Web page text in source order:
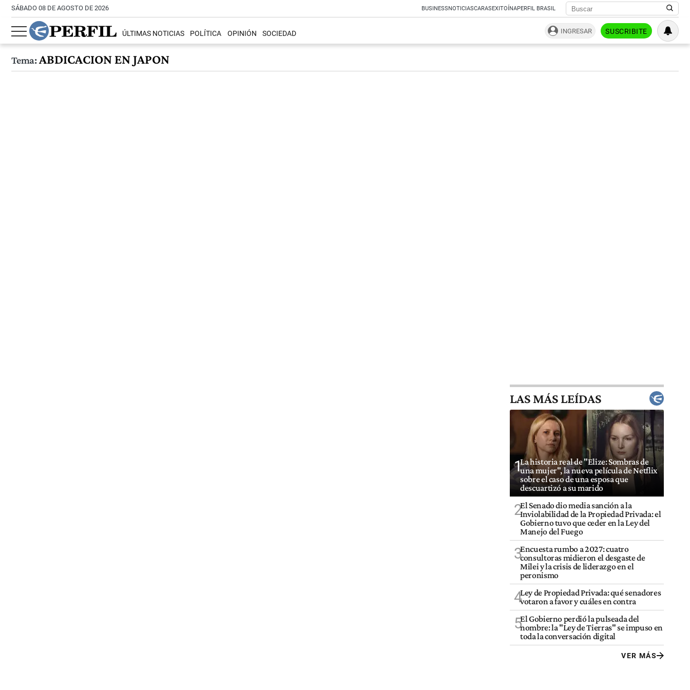
SÁBADO 08 DE AGOSTO DE 2026 BUSINESSNOTICIASCARASEXITOÍNAPERFIL BRASIL
ÚLTIMAS NOTICIAS POLÍTICA OPINIÓN SOCIEDAD INGRESAR SUSCRIBITE
Tema:ABDICACION EN JAPON
LAS MÁS LEÍDAS
1La historia real de "Elize: Sombras de
una mujer", la nueva película de Netflix
sobre el caso de una esposa que
descuartizó a su marido
2El Senado dio media sanción a la
Inviolabilidad de la Propiedad Privada: el
Gobierno tuvo que ceder en la Ley del
Manejo del Fuego
3Encuesta rumbo a 2027: cuatro
consultoras midieron el desgaste de
Milei y la crisis de liderazgo en el
peronismo
4Ley de Propiedad Privada: qué senadores
votaron a favor y cuáles en contra
5El Gobierno perdió la pulseada del
nombre: la "Ley de Tierras" se impuso en
toda la conversación digital
VER MÁS